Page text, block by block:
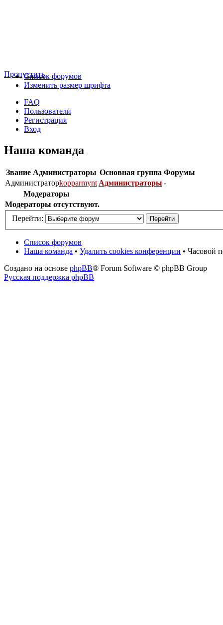
ПропуститьСписок форумов
Изменить размер шрифта
FAQ
Пользователи
Регистрация
Вход
Наша команда
Звание Администраторы Основная группа Форумы
Администраторkopparmynt Администраторы -
Модераторы
Модераторы отсутствуют.
Перейти:
Список форумов
Наша команда • Удалить cookies конференции • Часовой
Создано на основе phpBB® Forum Software © phpBB Group
Русская поддержка phpBB